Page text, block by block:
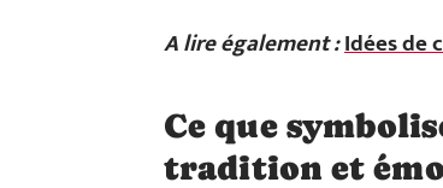
A lire également :Idées de
Ce que
tradition et